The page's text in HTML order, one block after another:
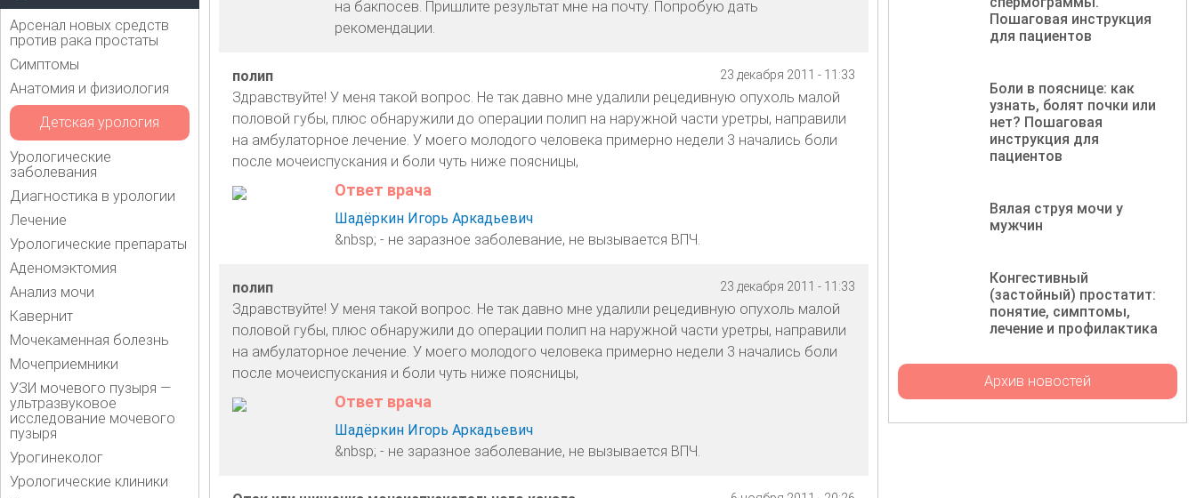
Арсенал новых средств
против рака простаты
Симптомы
Анатомия и физиология
Детская урология
Урологические
заболевания
Диагностика в урологии
Лечение
Урологические препараты
Аденомэктомия
Анализ мочи
Кавернит
Мочекаменная болезнь
Мочеприемники
УЗИ мочевого пузыря —
ультразвуковое
исследование мочевого
пузыря
Урогинеколог
Урологические клиники
на бакпосев. Пришлите результат мне на почту. Попробую дать
рекомендации.
23 декабря 2011 - 11:33
полип
Здравствуйте! У меня такой вопрос. Не так давно мне удалили рецедивную опухоль малой
половой губы, плюс обнаружили до операции полип на наружной части уретры, направили
на амбулаторное лечение. У моего молодого человека примерно недели 3 начались боли
после мочеиспускания и боли чуть ниже поясницы,
Ответ врача
Шадёркин Игорь Аркадьевич
&nbsp; - не заразное заболевание, не вызывается ВПЧ.
23 декабря 2011 - 11:33
полип
Здравствуйте! У меня такой вопрос. Не так давно мне удалили рецедивную опухоль малой
половой губы, плюс обнаружили до операции полип на наружной части уретры, направили
на амбулаторное лечение. У моего молодого человека примерно недели 3 начались боли
после мочеиспускания и боли чуть ниже поясницы,
Ответ врача
Шадёркин Игорь Аркадьевич
&nbsp; - не заразное заболевание, не вызывается ВПЧ.
Пошаговая инструкция
для пациентов
Боли в пояснице: как
узнать, болят почки или
нет? Пошаговая
инструкция для
пациентов
Вялая струя мочи у
мужчин
Конгестивный
(застойный) простатит:
понятие, симптомы,
лечение и профилактика
Архив новостей